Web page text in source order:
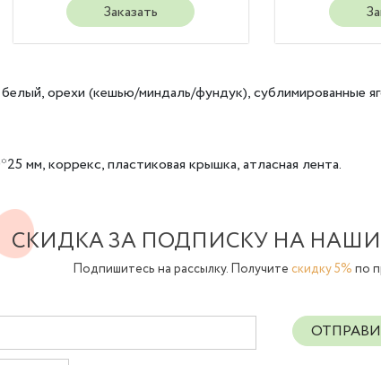
Заказать
орехи (кешью/миндаль/фундук), сублимированные
мм, коррекс, пластиковая крышка, атласная лента.
СКИДКА ЗА ПОДПИСКУ НА
Подпишитесь на рассылку. Получите скидку 5% по